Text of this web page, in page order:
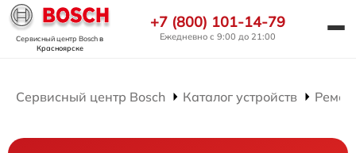
Сервисный центр Boschв
Красноярске
+7 (800) 101-14-79
Ежедневно с 9:00 до 21:00
Сервисный центр Bosch Каталог устройств